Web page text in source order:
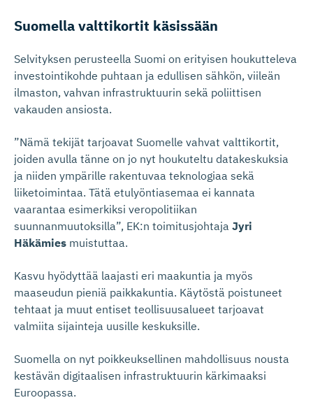
Suomella valttikortit käsissään
Selvityksen perusteella Suomi on erityisen houkutteleva
investointikohde puhtaan ja edullisen sähkön, viileän
ilmaston, vahvan infrastruktuurin sekä poliittisen
vakauden ansiosta.
”Nämä tekijät tarjoavat Suomelle vahvat valttikortit,
joiden avulla tänne on jo nyt houkuteltu datakeskuksia
ja niiden ympärille rakentuvaa teknologiaa sekä
liiketoimintaa. Tätä etulyöntiasemaa ei kannata
vaarantaa esimerkiksi veropolitiikan
suunnanmuutoksilla”, EK:n toimitusjohtaja Jyri
Häkämies muistuttaa.
Kasvu hyödyttää laajasti eri maakuntia ja myös
maaseudun pieniä paikkakuntia. Käytöstä poistuneet
tehtaat ja muut entiset teollisuusalueet tarjoavat
valmiita sijainteja uusille keskuksille.
Suomella on nyt poikkeuksellinen mahdollisuus nousta
kestävän digitaalisen infrastruktuurin kärkimaaksi
Euroopassa.